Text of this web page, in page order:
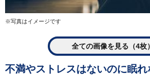
※写真はイメージです
全ての画像を見る（4枚）
不満やストレスはないのに眠れ